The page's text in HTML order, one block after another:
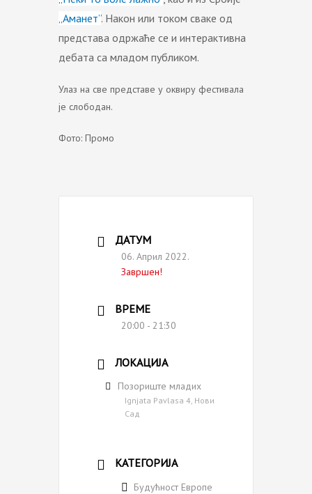
„Аманет”. Након или током сваке од
представа одржаће се и интерактивна
дебата са младом публиком.
Улаз на све представе у оквиру фестивала
је слободан.
Фото: Промо
ДАТУМ
06. Април 2022.
Завршен!
ВРЕМЕ
20:00 - 21:30
ЛОКАЦИЈА
Позориште младих
Ignjata Pavlasa 4, Нови
Сад
КАТЕГОРИЈА
Будућност Европе